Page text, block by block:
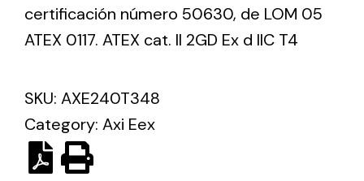
de necesidades.
certificación número 50630, de LOM 05
ATEX 0117. ATEX cat. II 2GD Ex d IIC T4
SKU: AXE240T348
Category: Axi Eex